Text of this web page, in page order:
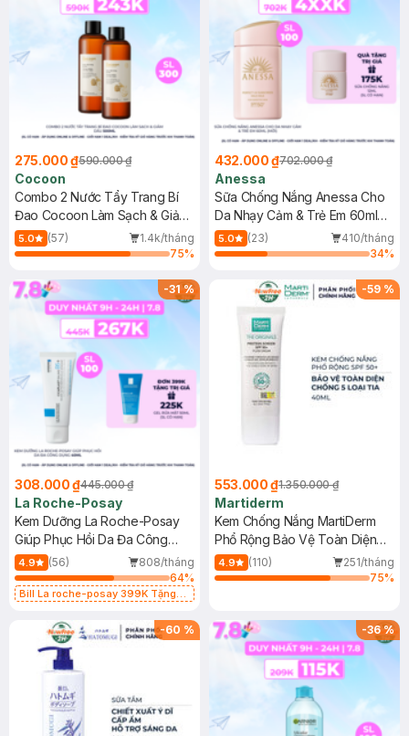
275.000 ₫590.000 ₫
Cocoon
Combo 2 Nước Tẩy Trang Bí
Đao Cocoon Làm Sạch & Giảm
Dầu 500ml
5.0 (57)
1.4k/tháng
75%
432.000 ₫702.000 ₫
Anessa
Sữa Chống Nắng Anessa Cho
Da Nhạy Cảm & Trẻ Em 60ml
(Mới)
5.0 (23)
410/tháng
34%
-31%
308.000 ₫445.000 ₫
La Roche-Posay
Kem Dưỡng La Roche-Posay
Giúp Phục Hồi Da Đa Công
Dụng 40ml
4.9 (56)
808/tháng
64%
Bill La roche-posay 399K Tặng
(SL có hạn)
-59 %
553.000 ₫1.350.000 ₫
Martiderm
Kem Chống Nắng MartiDerm
Phổ Rộng Bảo Vệ Toàn Diện
40ml
4.9 (110)
251/tháng
75%
-60 % -36%